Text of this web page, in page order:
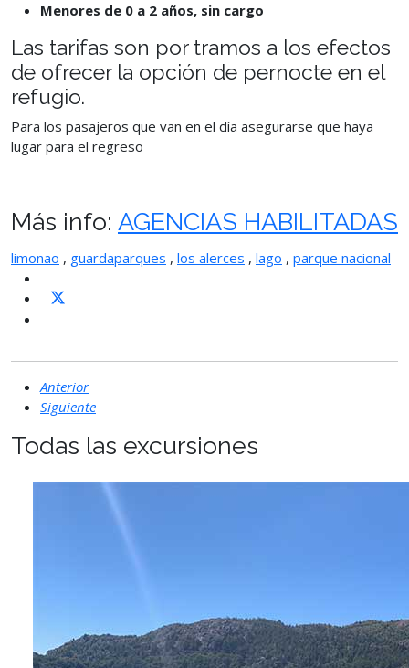
Menores de 0 a 2 años, sin cargo
Las tarifas son por tramos a los efectos
de ofrecer la opción de pernocte en el
refugio.
Para los pasajeros que van en el día asegurarse que haya
lugar para el regreso
Más info: AGENCIAS HABILITADAS
limonao , guardaparques , los alerces , lago , parque nacional
Anterior
Siguiente
Todas las excursiones